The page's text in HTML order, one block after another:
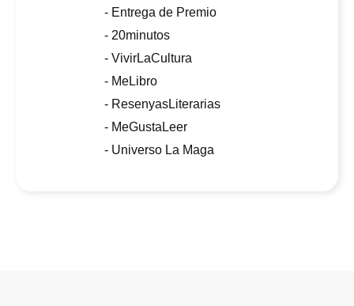
- Entrega de Premio
- 20minutos
- VivirLaCultura
- MeLibro
- ResenyasLiterarias
- MeGustaLeer
- Universo La Maga